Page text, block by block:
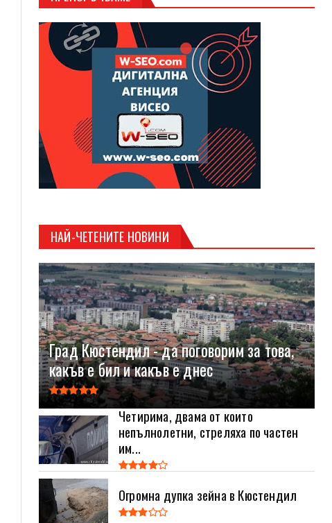
НАЙ-ЧЕТЕНИТЕ НОВИНИ
Град Кюстендил - да поговорим за това,
какъв е бил и какъв е днес
Четирима, двама от които
непълнолетни, стреляха по частен
им...
Огромна дупка зейна в Кюстендил